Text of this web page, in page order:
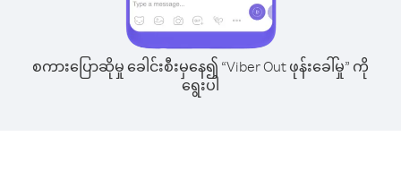
စကားပြောဆိုမှု ခေါင်းစီးမှနေ၍ “Viber Out ဖုန်းခေါ်မှု” ကို
ရွေးပါ